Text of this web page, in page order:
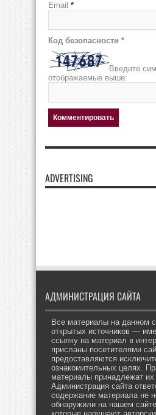
Email *
Код безопасности *
Введите
отображаемые выше:
ADVERTISING
АДМИНИСТРАЦИЯ САЙТА
Все материалы на данном
открытых источников —
ссылку на материал в
присланы посетителями
предоставляются
ознакомительных целях.
материалы принадлежат
Администрация сайта
содержание материала не
обнаружили на нашем